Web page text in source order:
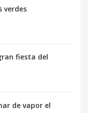
verdes
fiesta del
de vapor el